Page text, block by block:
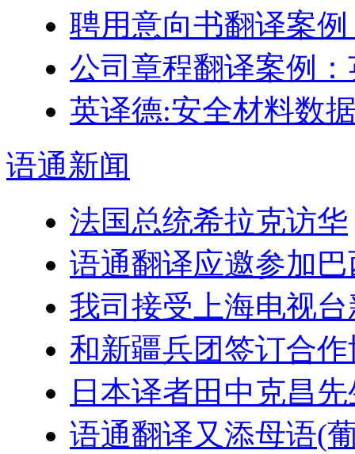
聘用意向书翻译案
公司章程翻译案例
英译德:安全材料数
语通新闻
法国总统希拉克访华
语通翻译应邀参加
我司接受上海电视
和新疆兵团签订合
日本译者田中克昌
语通翻译又添母语(